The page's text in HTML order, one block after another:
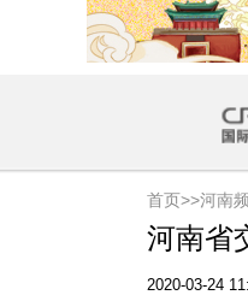
首页>>河南
河南省
2020-03-24